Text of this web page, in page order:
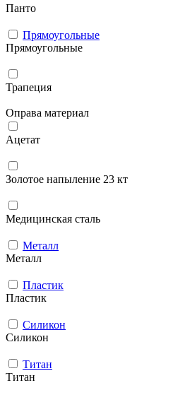
Панто
Прямоугольные
Прямоугольные
Трапеция
Оправа материал
Ацетат
Золотое напыление 23 кт
Медицинская сталь
Металл
Металл
Пластик
Пластик
Силикон
Силикон
Титан
Титан